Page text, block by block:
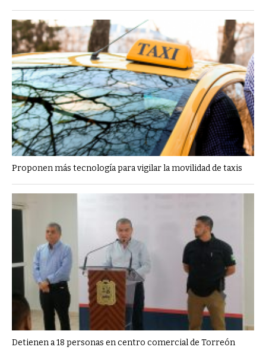
Proponen más tecnología para vigilar la movilidad de taxis
Detienen a 18 personas en centro comercial de Torreón